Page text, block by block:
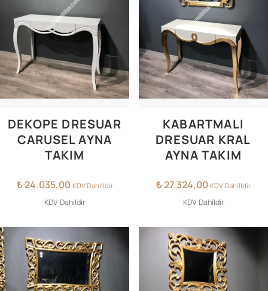
DEKOPE DRESUAR
CARUSEL AYNA
TAKIM
₺24.035,00 KDV Dahilldir
KDV Dahildir
KABARTMALI
DRESUAR KRAL
AYNA TAKIM
₺27.324,00 KDV Dahilldir
KDV Dahildir